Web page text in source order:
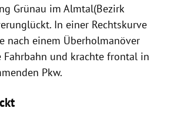
Grünau im Almtal(Bezirk
In einer Rechtskurve
nach einem Überholmanöver
und krachte frontal in
Pkw.